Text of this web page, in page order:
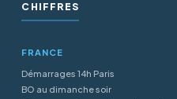
CHIFFRES
FRANCE
Démarrages 14h Paris
BO au dimanche soir